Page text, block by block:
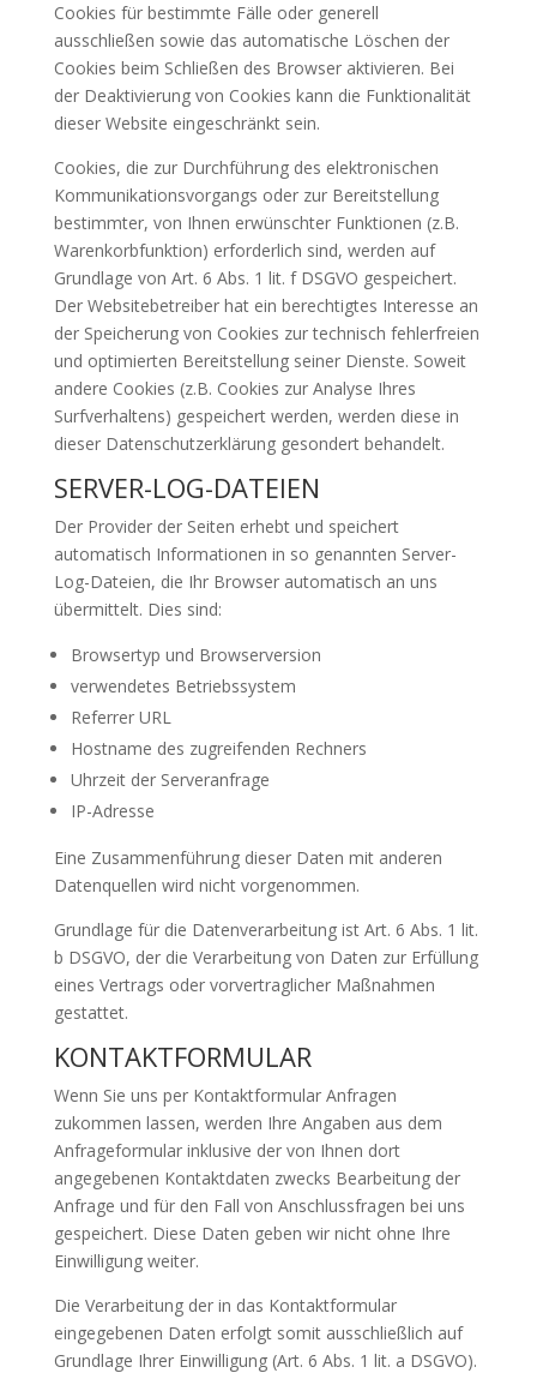
Cookies für bestimmte Fälle oder generell
ausschließen sowie das automatische Löschen der
Cookies beim Schließen des Browser aktivieren. Bei
der Deaktivierung von Cookies kann die Funktionalität
dieser Website eingeschränkt sein.
Cookies, die zur Durchführung des elektronischen
Kommunikationsvorgangs oder zur Bereitstellung
bestimmter, von Ihnen erwünschter Funktionen (z.B.
Warenkorbfunktion) erforderlich sind, werden auf
Grundlage von Art. 6 Abs. 1 lit. f DSGVO gespeichert.
Der Websitebetreiber hat ein berechtigtes Interesse an
der Speicherung von Cookies zur technisch fehlerfreien
und optimierten Bereitstellung seiner Dienste. Soweit
andere Cookies (z.B. Cookies zur Analyse Ihres
Surfverhaltens) gespeichert werden, werden diese in
dieser Datenschutzerklärung gesondert behandelt.
SERVER-LOG-DATEIEN
Der Provider der Seiten erhebt und speichert
automatisch Informationen in so genannten Server-
Log-Dateien, die Ihr Browser automatisch an uns
übermittelt. Dies sind:
Browsertyp und Browserversion
verwendetes Betriebssystem
Referrer URL
Hostname des zugreifenden Rechners
Uhrzeit der Serveranfrage
IP-Adresse
Eine Zusammenführung dieser Daten mit anderen
Datenquellen wird nicht vorgenommen.
Grundlage für die Datenverarbeitung ist Art. 6 Abs. 1 lit.
b DSGVO, der die Verarbeitung von Daten zur Erfüllung
eines Vertrags oder vorvertraglicher Maßnahmen
gestattet.
KONTAKTFORMULAR
Wenn Sie uns per Kontaktformular Anfragen
zukommen lassen, werden Ihre Angaben aus dem
Anfrageformular inklusive der von Ihnen dort
angegebenen Kontaktdaten zwecks Bearbeitung der
Anfrage und für den Fall von Anschlussfragen bei uns
gespeichert. Diese Daten geben wir nicht ohne Ihre
Einwilligung weiter.
Die Verarbeitung der in das Kontaktformular
eingegebenen Daten erfolgt somit ausschließlich auf
Grundlage Ihrer Einwilligung (Art. 6 Abs. 1 lit. a DSGVO).